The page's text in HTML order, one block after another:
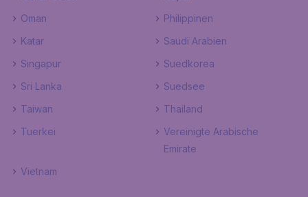
Oman
Philippinen
Katar
Saudi Arabien
Singapur
Suedkorea
Sri Lanka
Suedsee
Taiwan
Thailand
Tuerkei
Vereinigte Arabische
Emirate
Vietnam